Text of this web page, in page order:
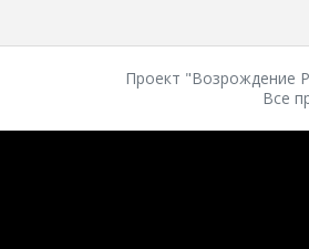
Проект "Возрождение
Все